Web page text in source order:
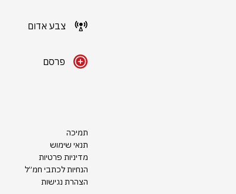
צבע אדום
פרסם
תמיכה
תנאי שימוש
מדיניות פרטיות
הנחיות לכתבי חמ״ל
הצהרת נגישות